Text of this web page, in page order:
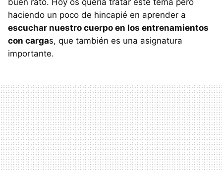
haciendo un poco de hincapié en aprender a
escuchar nuestro cuerpo en los entrenamientos
con cargas, que también es una asignatura
importante.